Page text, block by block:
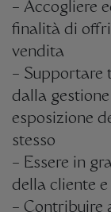
– Accogliere
finalità di
vendita
– Supportare
dalla
esposizione
stesso
– Essere in
della cliente
– Contribuire